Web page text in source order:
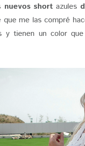
nuevos short azules
me las compré
y tienen un color